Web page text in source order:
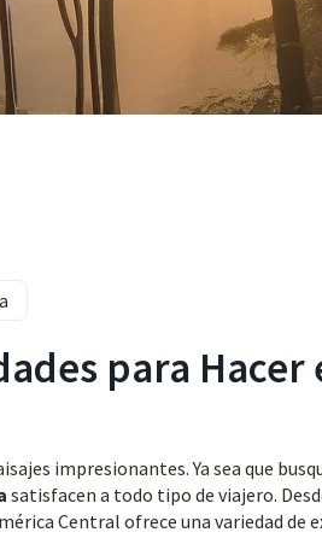
para Hacer
impresionantes. Ya sea que
satisfacen a todo tipo de viajero.
Central ofrece una variedad de